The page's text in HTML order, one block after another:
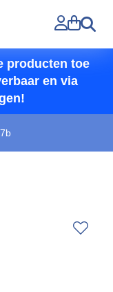
Zoeken
producten toe
en via